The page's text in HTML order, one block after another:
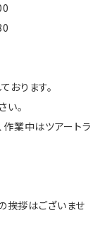
ります。
。
作業中はツアートラ
拶はございませ